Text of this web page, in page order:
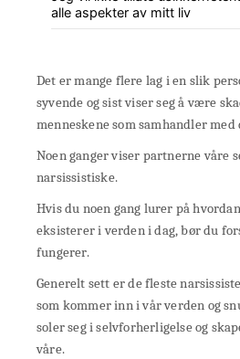
alle aspekter av mitt liv
Det er mange flere lag i en slik
syvende og sist viser seg å være
menneskene som samhandler med
Noen ganger viser partnerne våre
narsissistiske.
Hvis du noen gang lurer på
eksisterer i verden i dag, bør du
fungerer.
Generelt sett er de fleste
som kommer inn i vår verden og
soler seg i selvforherligelse og
våre.